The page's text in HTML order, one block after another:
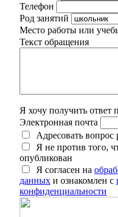
Телефон
Род занятий
Место работы или
Текст обращения
Я хочу получить ответ
Электронная почта
Адресовать вопрос
Я не против того,
опубликован
Я согласен на
данных и ознакомлен с
конфиденциальности